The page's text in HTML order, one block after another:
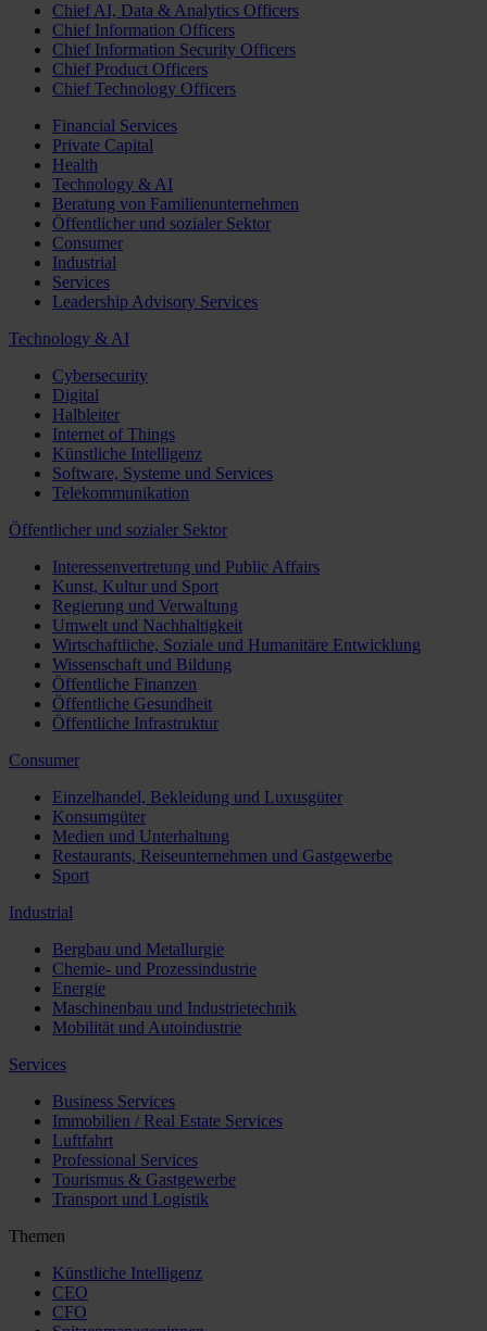
Chief AI, Data & Analytics Officers
Chief Information Officers
Chief Information Security Officers
Chief Product Officers
Chief Technology Officers
Financial Services
Private Capital
Health
Technology & AI
Beratung von Familienunternehmen
Öffentlicher und sozialer Sektor
Consumer
Industrial
Services
Leadership Advisory Services
Technology & AI
Cybersecurity
Digital
Halbleiter
Internet of Things
Künstliche Intelligenz
Software, Systeme und Services
Telekommunikation
Öffentlicher und sozialer Sektor
Interessenvertretung und Public Affairs
Kunst, Kultur und Sport
Regierung und Verwaltung
Umwelt und Nachhaltigkeit
Wirtschaftliche, Soziale und Humanitäre Entwicklung
Wissenschaft und Bildung
Öffentliche Finanzen
Öffentliche Gesundheit
Öffentliche Infrastruktur
Consumer
Einzelhandel, Bekleidung und Luxusgüter
Konsumgüter
Medien und Unterhaltung
Restaurants, Reiseunternehmen und Gastgewerbe
Sport
Industrial
Bergbau und Metallurgie
Chemie- und Prozessindustrie
Energie
Maschinenbau und Industrietechnik
Mobilität und Autoindustrie
Services
Business Services
Immobilien / Real Estate Services
Luftfahrt
Professional Services
Tourismus & Gastgewerbe
Transport und Logistik
Themen
Künstliche Intelligenz
CEO
CFO